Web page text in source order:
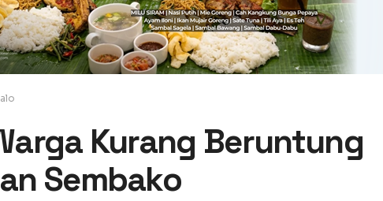
Kurang Beruntung
Sembako